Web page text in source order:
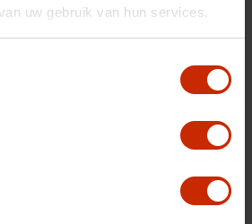
uw gebruik van hun services.